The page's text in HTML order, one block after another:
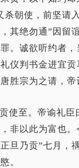
杀朝使，前坚请
其绝勿通”因留
。诚欲听约者
仪判书金进宜
胜宗为之请，
使至。帝谕礼
非以此为富也
旦乃贡”七月，
。